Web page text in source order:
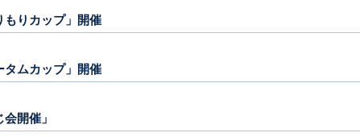
りカップ」開催
ムカップ」開催
開催」